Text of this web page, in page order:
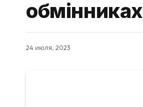
обмінниках
24 июля, 2023